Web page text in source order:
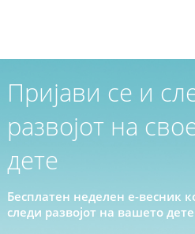
Пријави се и
развојот на
дете
Бесплатен неделен е-весник
следи развојот на вашето